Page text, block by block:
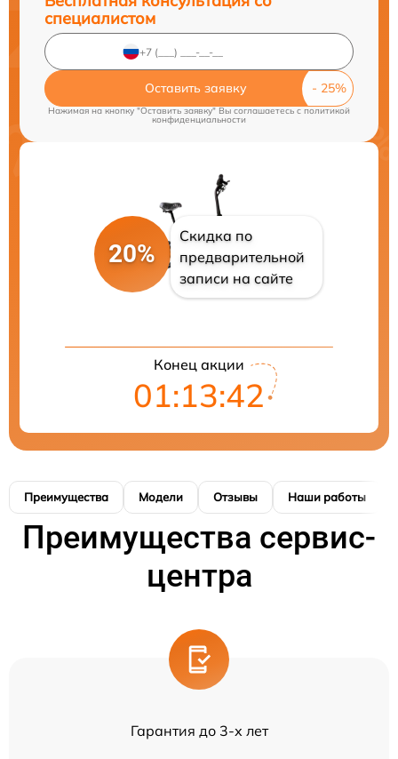
специалистом
Оставить заявку
Нажимая на кнопку "Оставить заявку" Вы соглашаетесь cполитикой
конфиденциальности
20%
Скидка по
предварительной
записи на сайте
Конец акции
01:13:41
Преимущества Модели Отзывы Наши работы
Преимущества сервис-
центра
Гарантия до 3-х лет